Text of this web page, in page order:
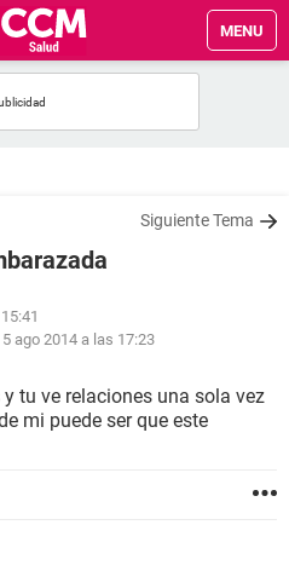
MENU
Siguiente Tema
5 ago 2014 a las 17:23
tu ve relaciones una sola vez
mi puede ser que este